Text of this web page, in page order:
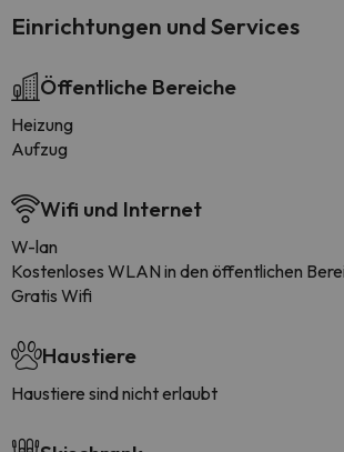
Einrichtungen und Services
Öffentliche Bereiche
Heizung
Aufzug
Wifi und Internet
W-lan
Kostenloses WLAN in den öffentlichen
Gratis Wifi
Haustiere
Haustiere sind nicht erlaubt